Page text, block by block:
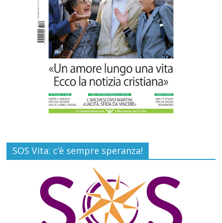
Gino Soldera nominato Membro della
“Hall of Honor Prenatal Sciences 2026”
16 Luglio 2026 Commenti disabilitati
SOS Vita: c’è sempre speranza!